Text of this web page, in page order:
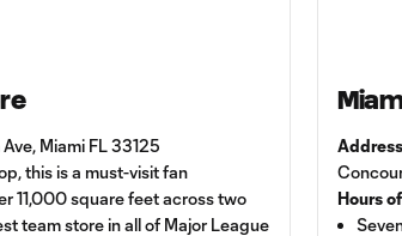
Miami FL 33125
this is a must-visit fan
11,000 square feet across two
team store in all of Major League
Hours